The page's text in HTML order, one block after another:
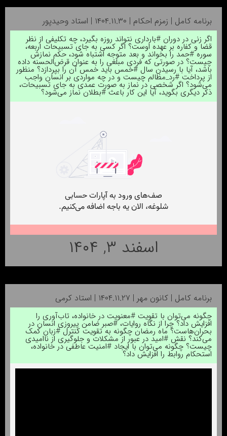
برنامه کامل | زمزم احکام | ۱۴۰۴.۱۱.۳۰ | استاد وحیدپور
اگر زنی در دوران #بارداری نتواند روزه بگیرد، چه تکلیفی از نظر
قضا و کفاره بر عهده اوست؟ اگر کسی به جای تسبیحات اربعه،
سوره #حمد را بخواند و بعد متوجه اشتباه شود، حکم نمازش
چیست؟ در صورتی که فردی مبلغی را به عنوان قرض‌الحسنه داده
باشد، آیا با رسیدن سال #خمس باید خمس آن را بپردازد؟ منظور
از پرداخت #رد_مظالم چیست و در چه مواردی بر انسان واجب
می‌شود؟ اگر شخصی در نماز به صورت عمدی به جای تسبیحات،
ذکر دیگری بگوید، آیا این کار باعث #بطلان نماز می‌شود؟
اسفند ۳, ۱۴۰۴
برنامه کامل | کانون مهر | ۱۴۰۴.۱۱.۲۷ | استاد کرمی
چگونه می‌توان با تقویت #معنویت در خانواده، تاب‌آوری را
افزایش داد؟ چرا از نگاه روایات، #صبر ضامن پیروزی انسان در
بحران‌هاست؟ ماه رمضان چگونه به تقویت کنترل #زبان کمک
می‌کند؟ نقش #امید در عبور از مشکلات و جلوگیری از ناامیدی
چیست؟ چگونه می‌توان با ایجاد #امنیت عاطفی در خانواده،
استحکام روابط را افزایش داد؟